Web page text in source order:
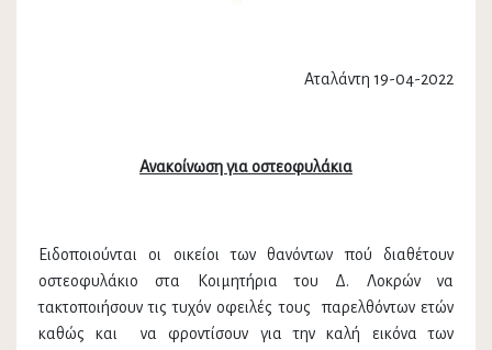
Αταλάντη 19-04-2022
Ανακοίνωση για οστεοφυλάκια
Ειδοποιούνται οι οικείοι των θανόντων πού διαθέτουν
οστεοφυλάκιο στα Κοιμητήρια του Δ. Λοκρών να
τακτοποιήσουν τις τυχόν οφειλές τους παρελθόντων ετών
καθώς και να φροντίσουν για την καλή εικόνα των